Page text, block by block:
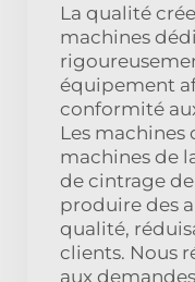
La qualité
machines
équipement
conformité
Les machines
machines de
de cintrage
produire des
qualité,
clients. Nous
aux